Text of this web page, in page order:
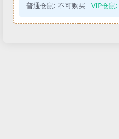
普通仓鼠: 不可购买 VIP仓鼠: